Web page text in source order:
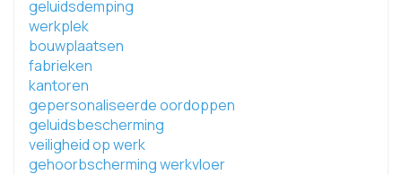
geluidsdemping
werkplek
bouwplaatsen
fabrieken
kantoren
gepersonaliseerde oordoppen
geluidsbescherming
veiligheid op werk
gehoorbscherming werkvloer